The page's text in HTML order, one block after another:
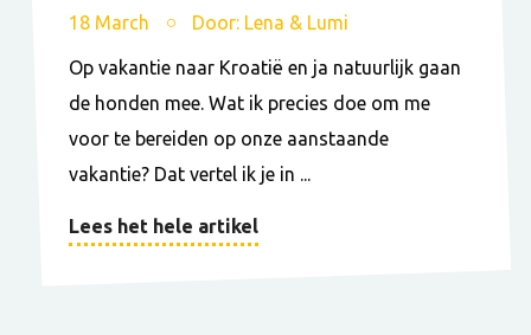
18 March Door: Lena & Lumi
Op vakantie naar Kroatië en ja natuurlijk gaan
de honden mee. Wat ik precies doe om me
voor te bereiden op onze aanstaande
vakantie? Dat vertel ik je in ...
Lees het hele artikel